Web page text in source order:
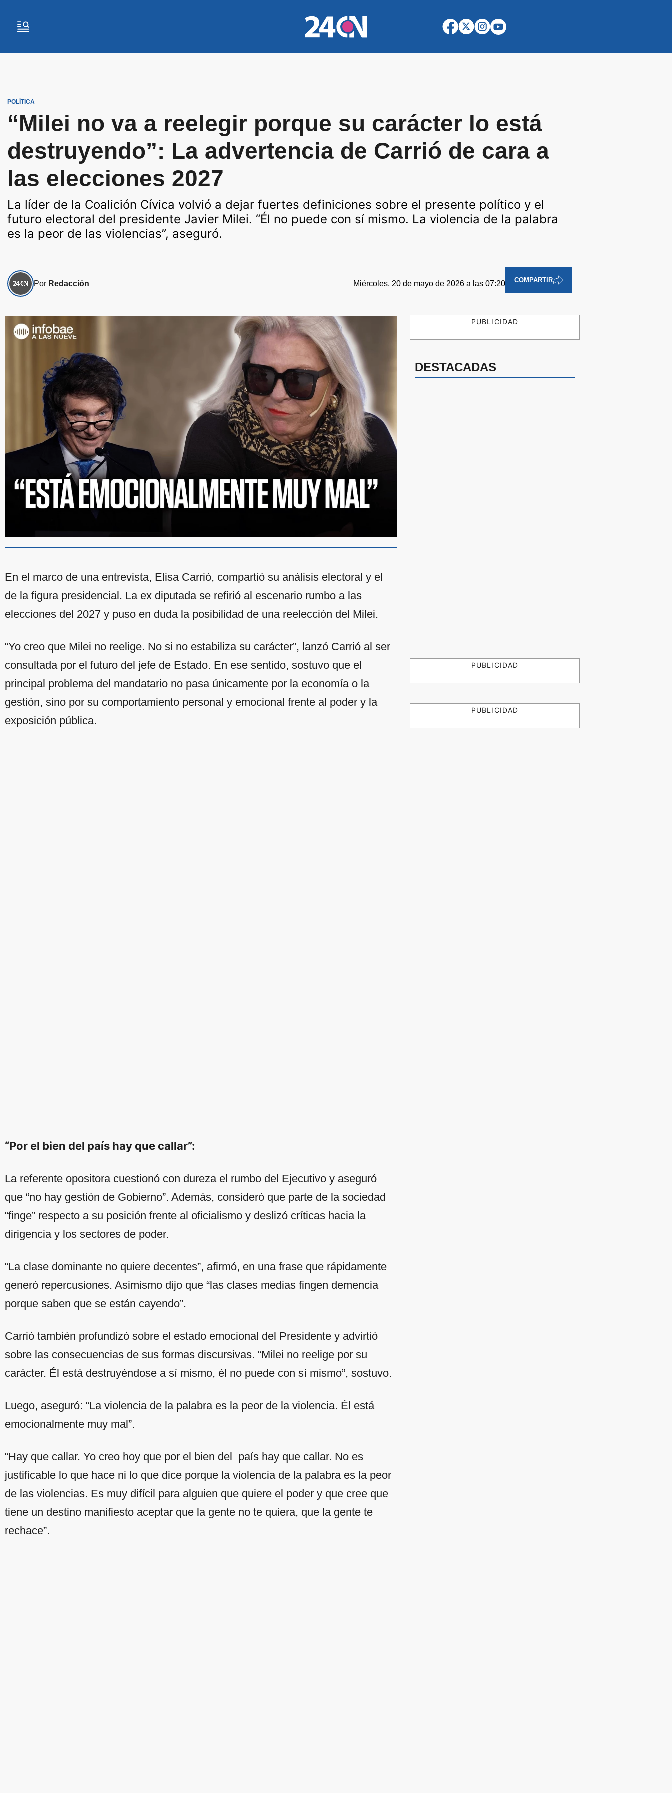
POLÍTICA
“Milei no va a reelegir porque su carácter lo está
destruyendo”: La advertencia de Carrió de cara a
las elecciones 2027
La líder de la Coalición Cívica volvió a dejar fuertes definiciones sobre el presente político y el
futuro electoral del presidente Javier Milei. “Él no puede con sí mismo. La violencia de la palabra
es la peor de las violencias”, aseguró.
Por Redacción Miércoles, 20 de mayo de 2026 a las 07:20 COMPARTIR
En el marco de una entrevista, Elisa Carrió, compartió su análisis electoral y el
de la figura presidencial. La ex diputada se refirió al escenario rumbo a las
elecciones del 2027 y puso en duda la posibilidad de una reelección del Milei.
“Yo creo que Milei no reelige. No si no estabiliza su carácter”, lanzó Carrió al ser
consultada por el futuro del jefe de Estado. En ese sentido, sostuvo que el
principal problema del mandatario no pasa únicamente por la economía o la
gestión, sino por su comportamiento personal y emocional frente al poder y la
exposición pública.
“Por el bien del país hay que callar”:
La referente opositora cuestionó con dureza el rumbo del Ejecutivo y aseguró
que “no hay gestión de Gobierno”. Además, consideró que parte de la sociedad
“finge” respecto a su posición frente al oficialismo y deslizó críticas hacia la
dirigencia y los sectores de poder.
“La clase dominante no quiere decentes”, afirmó, en una frase que rápidamente
generó repercusiones. Asimismo dijo que “las clases medias fingen demencia
porque saben que se están cayendo”.
Carrió también profundizó sobre el estado emocional del Presidente y advirtió
sobre las consecuencias de sus formas discursivas. “Milei no reelige por su
carácter. Él está destruyéndose a sí mismo, él no puede con sí mismo”, sostuvo.
Luego, aseguró: “La violencia de la palabra es la peor de la violencia. Él está
emocionalmente muy mal”.
“Hay que callar. Yo creo hoy que por el bien del país hay que callar. No es
justificable lo que hace ni lo que dice porque la violencia de la palabra es la peor
de las violencias. Es muy difícil para alguien que quiere el poder y que cree que
tiene un destino manifiesto aceptar que la gente no te quiera, que la gente te
rechace”.
PUBLICIDAD
DESTACADAS
PUBLICIDAD
PUBLICIDAD